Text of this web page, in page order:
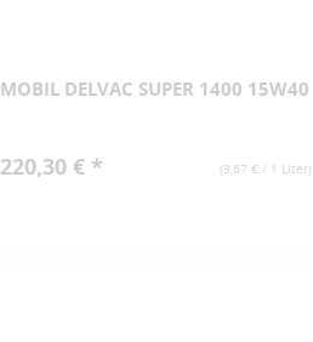
MOBIL DELVAC SUPER 1400 15W40
(3,67 € / 1 Liter)
220,30 € *